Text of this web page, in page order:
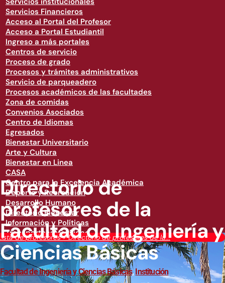
Servicios Financieros
Acceso al Portal del Profesor
Acceso a Portal Estudiantil
Ingreso a más portales
Centros de servicio
Proceso de grado
Procesos y trámites administrativos
Servicio de parqueadero
Procesos académicos de las facultades
Zona de comidas
Convenios Asociados
Centro de Idiomas
Egresados
Bienestar Universitario
Arte y Cultura
Bienestar en Linea
CASA
Centro para la Excelencia Académica
Deporte y Recreación
Desarrollo Humano
Directorio Bienestar
Información y Políticas
Transporte y Movilidad
de profesores>Directorio de profesores de la...
Directorio de
profesores de la
Facultad de Ingeniería y
Ciencias Básicas
Facultad de Ingeniería y Ciencias Básicas, Institución